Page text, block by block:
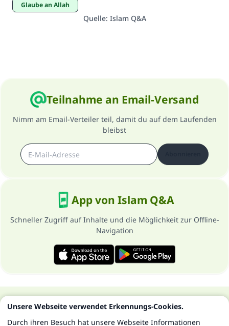
Glaube an Allah
Quelle: Islam Q&A
Teilnahme an Email-Versand
Nimm am Email-Verteiler teil, damit du auf dem Laufenden
bleibst
App von Islam Q&A
Schneller Zugriff auf Inhalte und die Möglichkeit zur Offline-
Navigation
Über die SeiteDatenschutzrichtlinien
Alle Rechte vorbehalten - Islam Q&A 1997-2025 ©
Unsere Webseite verwendet Erkennungs-Cookies.
Durch ihren Besuch hat unsere Webseite Informationen